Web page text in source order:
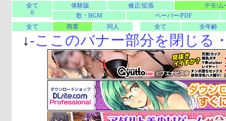
全て
0
体験版 修正/拡張
デモ/ム
歌・BGM
ペーパー/PDF
全て
商業 同人 全て 全年齢
↓-ここのバナー部分を閉じる